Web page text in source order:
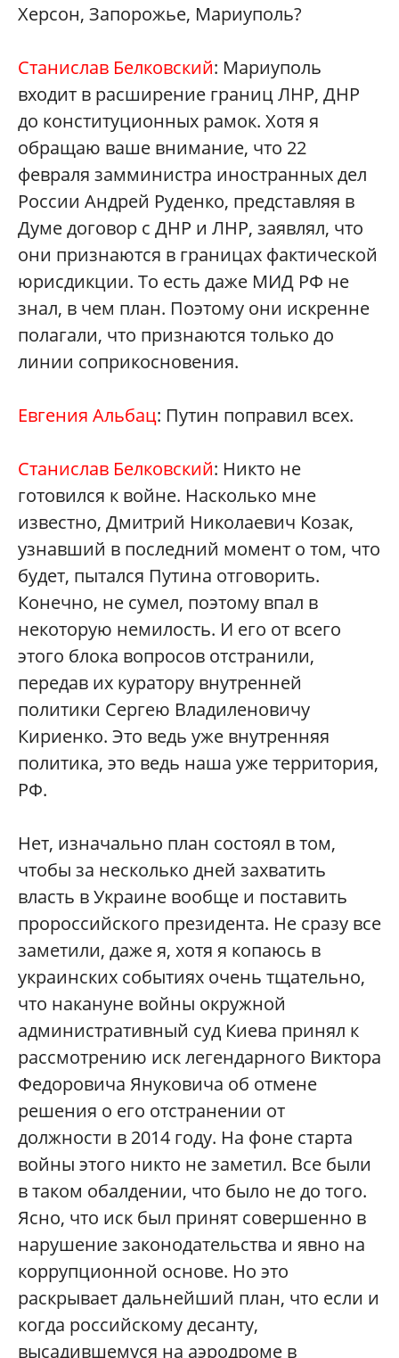
Херсон, Запорожье, Мариуполь?
Станислав Белковский: Мариуполь
входит в расширение границ ЛНР, ДНР
до конституционных рамок. Хотя я
обращаю ваше внимание, что 22
февраля замминистра иностранных дел
России Андрей Руденко, представляя в
Думе договор с ДНР и ЛНР, заявлял, что
они признаются в границах фактической
юрисдикции. То есть даже МИД РФ не
знал, в чем план. Поэтому они искренне
полагали, что признаются только до
линии соприкосновения.
Евгения Альбац: Путин поправил всех.
Станислав Белковский: Никто не
готовился к войне. Насколько мне
известно, Дмитрий Николаевич Козак,
узнавший в последний момент о том, что
будет, пытался Путина отговорить.
Конечно, не сумел, поэтому впал в
некоторую немилость. И его от всего
этого блока вопросов отстранили,
передав их куратору внутренней
политики Сергею Владиленовичу
Кириенко. Это ведь уже внутренняя
политика, это ведь наша уже территория,
РФ.
Нет, изначально план состоял в том,
чтобы за несколько дней захватить
власть в Украине вообще и поставить
пророссийского президента. Не сразу все
заметили, даже я, хотя я копаюсь в
украинских событиях очень тщательно,
что накануне войны окружной
административный суд Киева принял к
рассмотрению иск легендарного Виктора
Федоровича Януковича об отмене
решения о его отстранении от
должности в 2014 году. На фоне старта
войны этого никто не заметил. Все были
в таком обалдении, что было не до того.
Ясно, что иск был принят совершенно в
нарушение законодательства и явно на
коррупционной основе. Но это
раскрывает дальнейший план, что если и
когда российскому десанту,
высадившемуся на аэродроме в